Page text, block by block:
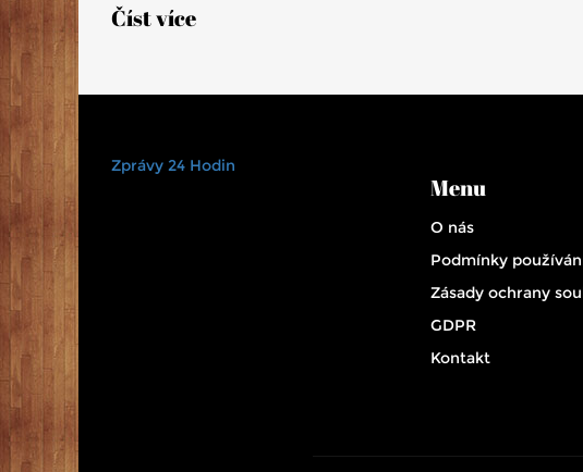
Číst více
Zprávy 24 Hodin
Menu
O nás
Podmínky
Zásady ochrany
GDPR
Kontakt